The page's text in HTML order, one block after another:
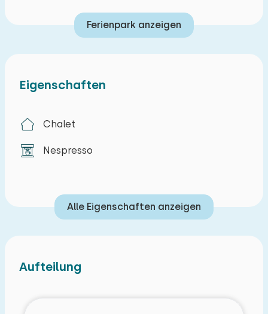
Eigenschaften
Chalet
Nespresso
Alle Eigenschaften anzeigen
Aufteilung
Ferienpark anzeigen